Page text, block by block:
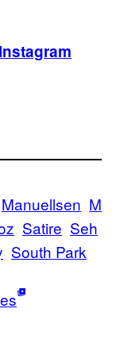
Instagram
Manuellsen M
Satire Seh
South Park